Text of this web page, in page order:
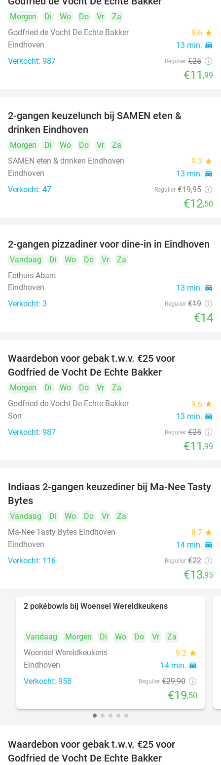
Morgen Di Wo Do Vr
Za
Godfried de Vocht De Echte Bakker
9.6 star
Eindhoven 13 min. directions_car
Verkocht: 987 Regulier €25
€11 ,99
2-gangen keuzelunch bij SAMEN eten &
drinken Eindhoven
Morgen Di Wo Do Vr
Za
SAMEN eten & drinken Eindhoven
9.3 star
Eindhoven 13 min. directions_car
Verkocht: 47 Regulier €19,95
€12,50
26%
2-gangen pizzadiner voor dine-in in Eindhoven
Vandaag Di Wo Do Vr
Za
Eethuis Abant
Eindhoven
13 min. directions_car
Verkocht: 3 Regulier €19
€14
Waardebon voor gebak t.w.v. €25 voor
Godfried de Vocht De Echte Bakker
Morgen Di Wo Do Vr
Za
Godfried de Vocht De Echte Bakker
9.6 star
Son 13 min. directions_car
Verkocht: 987 Regulier €25
€11 ,99
37%
Indiaas 2-gangen keuzediner bij Ma-Nee Tasty
Bytes
Vandaag Di Wo Do Vr
Za
Ma-Nee Tasty Bytes Eindhoven
8.7 star
Eindhoven 14 min. directions_car
Verkocht: 116 Regulier €22
€13,95
2 pokébowls bij Woensel Wereldkeukens
Vandaag Morgen Di Wo Do Vr
Za
Woensel Wereldkeukens
9.3 star
Eindhoven 14 min. directions_car
Verkocht: 958 Regulier €29,90
€19,50
Waardebon voor gebak t.w.v. €25 voor
Godfried de Vocht De Echte Bakker